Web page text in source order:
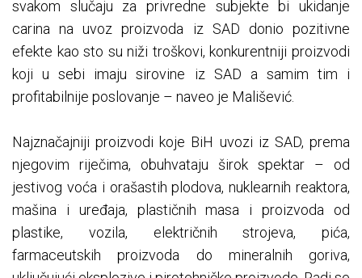
svakom slučaju za privredne subjekte bi ukidanje
carina na uvoz proizvoda iz SAD donio pozitivne
efekte kao sto su niži troškovi, konkurentniji proizvodi
koji u sebi imaju sirovine iz SAD a samim tim i
profitabilnije poslovanje – naveo je Mališević.
Najznačajniji proizvodi koje BiH uvozi iz SAD, prema
njegovim riječima, obuhvataju širok spektar – od
jestivog voća i orašastih plodova, nuklearnih reaktora,
mašina i uređaja, plastičnih masa i proizvoda od
plastike, vozila, električnih strojeva, pića,
farmaceutskih proizvoda do mineralnih goriva,